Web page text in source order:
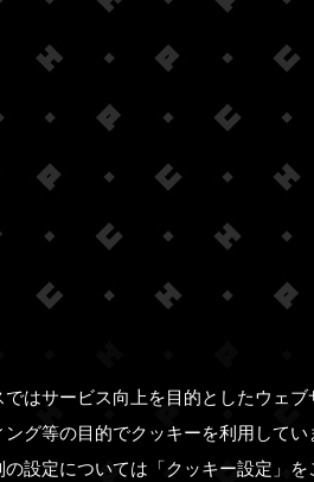
はサービス向上を目的としたウェ
ング等の目的でクッキーを利用して
の設定については「クッキー設定」